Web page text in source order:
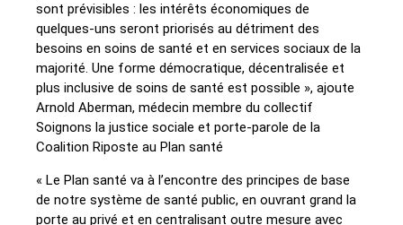
sont prévisibles : les intérêts économiques de
quelques-uns seront priorisés au détriment des
besoins en soins de santé et en services sociaux de la
majorité. Une forme démocratique, décentralisée et
plus inclusive de soins de santé est possible », ajoute
Arnold Aberman, médecin membre du collectif
Soignons la justice sociale et porte-parole de la
Coalition Riposte au Plan santé
« Le Plan santé va à l’encontre des principes de base
de notre système de santé public, en ouvrant grand la
porte au privé et en centralisant outre mesure avec